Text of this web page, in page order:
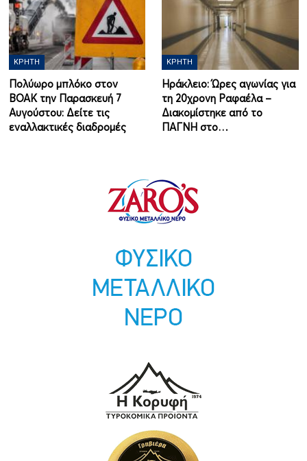
ΚΡΉΤΗ
Πολύωρο μπλόκο στον
ΒΟΑΚ την Παρασκευή 7
Αυγούστου: Δείτε τις
εναλλακτικές διαδρομές
ΚΡΉΤΗ
Ηράκλειο: Ώρες αγωνίας για
τη 20χρονη Ραφαέλα –
Διακομίστηκε από το
ΠΑΓΝΗ στο…